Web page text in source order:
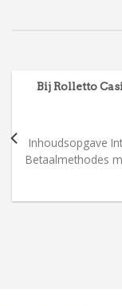
Bij Rolletto
Inhoudsopgave
Betaalmethodes